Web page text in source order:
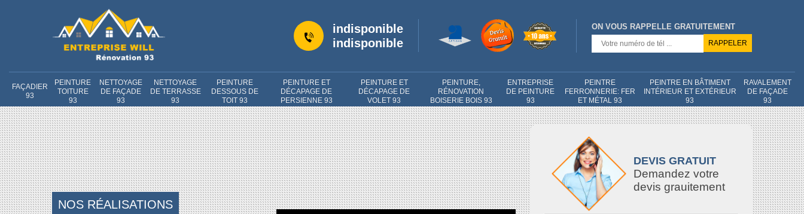
indisponible
indisponible
ON VOUS RAPPELLE GRATUITEMENT
FAÇADIER
93
PEINTURE
TOITURE
93
NETTOYAGE
DE FAÇADE
93
NETTOYAGE
DE TERRASSE
93
PEINTURE
DESSOUS DE
TOIT 93
PEINTURE ET
DÉCAPAGE DE
PERSIENNE 93
PEINTURE ET
DÉCAPAGE DE
VOLET 93
PEINTURE,
RÉNOVATION
BOISERIE BOIS 93
ENTREPRISE
DE PEINTURE
93
PEINTRE
FERRONNERIE: FER
ET MÉTAL 93
PEINTRE EN BÂTIMENT
INTÉRIEUR ET EXTÉRIEUR
93
RAVALEMENT
DE FAÇADE
93
NOS RÉALISATIONS
DEVIS GRATUIT
Demandez votre
devis grauitement